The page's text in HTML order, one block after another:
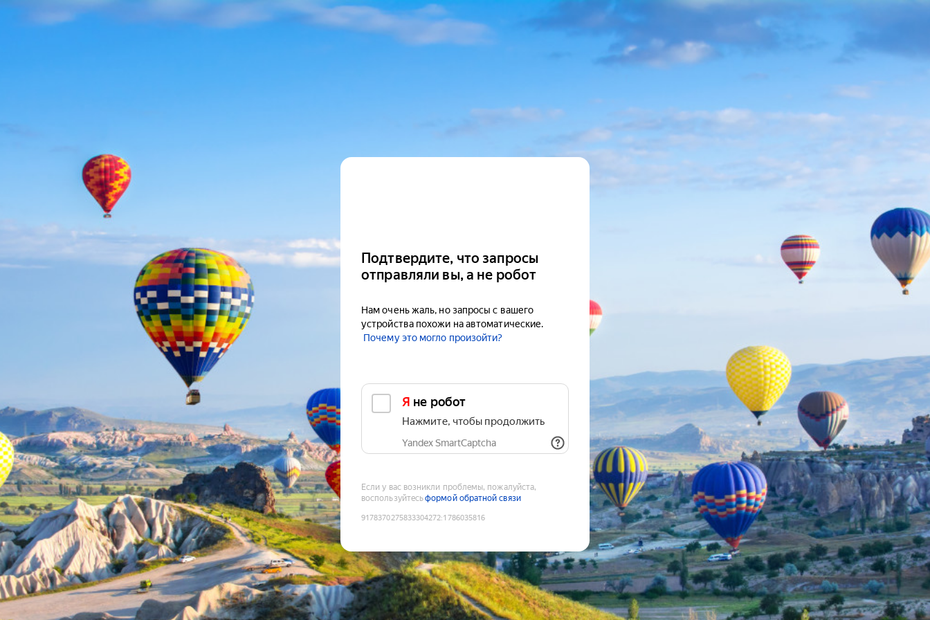
Подтвердите, что запросы
отправляли вы, а не робот
Нам очень жаль, но запросы с вашего
устройства похожи на автоматические.
Почему это могло произойти?
Я не робот
Нажмите, чтобы продолжить
Yandex SmartCaptcha
Если у вас возникли проблемы, пожалуйста,
воспользуйтесьформой обратной связи
9178370275833304272:1786035816